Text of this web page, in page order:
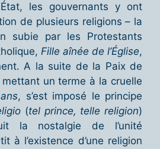
les gouvernants y ont
de plusieurs religions – la
subie par les Protestants
Fille aînée de l’Église,
A la suite de la Paix de
un terme à la cruelle
, s’est imposé le principe
(tel prince, telle religion)
la nostalgie de l’unité
à l’existence d’une religion